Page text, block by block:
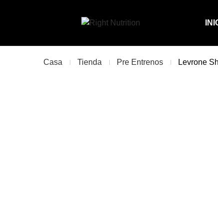
Casa Tienda Pre Entrenos Levrone